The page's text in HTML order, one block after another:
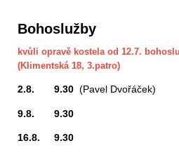
Bohoslužby
kvůli opravě kostela od 12.7.
(Klimentská 18, 3.patro)
2.8. 9.30 (Pavel Dvořáček)
9.8. 9.30
16.8. 9.30